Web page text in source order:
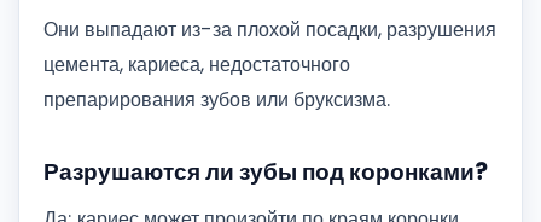
Они выпадают из-за плохой посадки, разрушения
цемента, кариеса, недостаточного
препарирования зубов или бруксизма.
Разрушаются ли зубы под коронками?